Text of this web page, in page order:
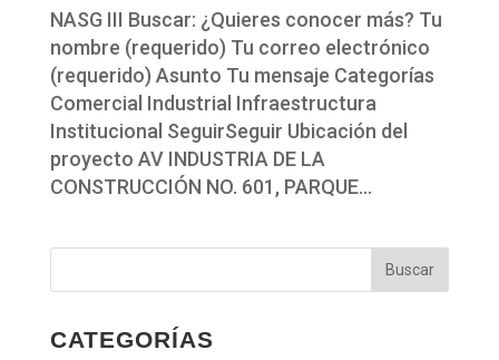
NASG III Buscar: ¿Quieres conocer más? Tu
nombre (requerido) Tu correo electrónico
(requerido) Asunto Tu mensaje Categorías
Comercial Industrial Infraestructura
Institucional SeguirSeguir Ubicación del
proyecto AV INDUSTRIA DE LA
CONSTRUCCIÓN NO. 601, PARQUE...
CATEGORÍAS